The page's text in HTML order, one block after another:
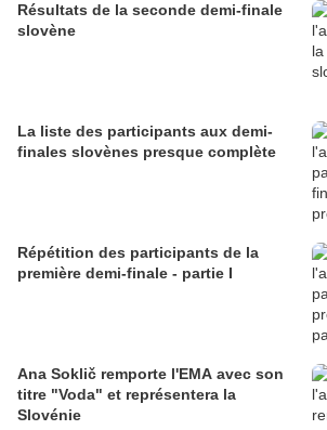
Résultats de la seconde demi-finale
slovène
La liste des participants aux demi-
finales slovènes presque complète
Répétition des participants de la
première demi-finale - partie I
Ana Soklič remporte l'EMA avec son
titre "Voda" et représentera la
Slovénie